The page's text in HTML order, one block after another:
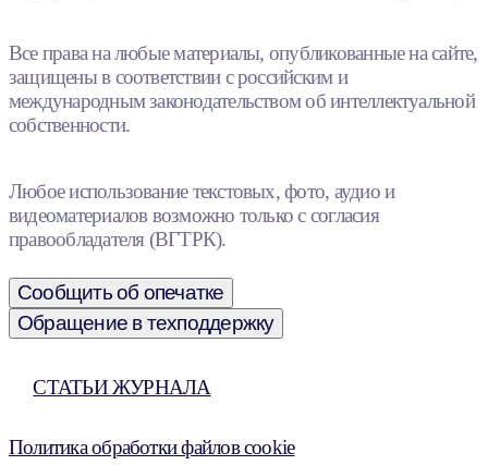
Все права на любые материалы, опубликованные на сайте,
защищены в соответствии с российским и
международным законодательством об интеллектуальной
собственности.
Любое использование текстовых, фото, аудио и
видеоматериалов возможно только с согласия
правообладателя (ВГТРК).
Сообщить об опечатке
Обращение в техподдержку
СТАТЬИ ЖУРНАЛА
Политика обработки файлов cookie